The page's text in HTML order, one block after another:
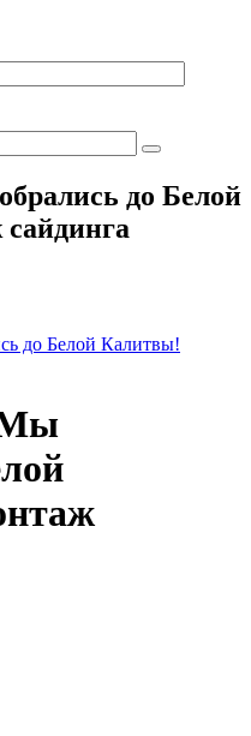
до Белой
до Белой Калитвы!
Мы